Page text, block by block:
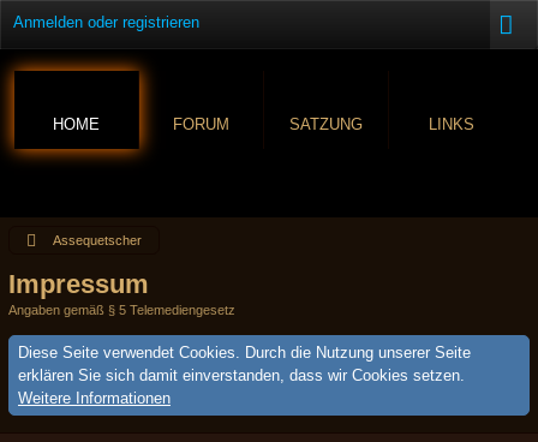
Anmelden oder registrieren
HOME FORUM SATZUNG LINKS
Assequetscher
Impressum
Angaben gemäß § 5 Telemediengesetz
Diese Seite verwendet Cookies. Durch die Nutzung unserer Seite
erklären Sie sich damit einverstanden, dass wir Cookies setzen.
Weitere Informationen